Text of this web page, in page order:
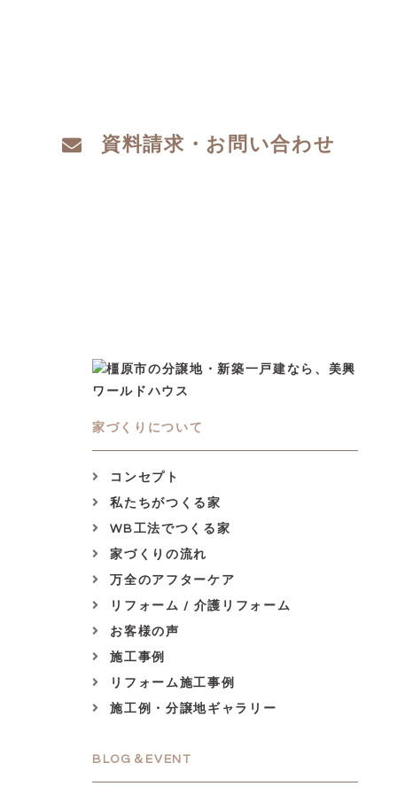
資料請求・お問い合わせ
家づくりについて
コンセプト
私たちがつくる家
WB工法でつくる家
家づくりの流れ
万全のアフターケア
リフォーム / 介護リフォーム
お客様の声
施工事例
リフォーム施工事例
施工例・分譲地ギャラリー
BLOG＆EVENT